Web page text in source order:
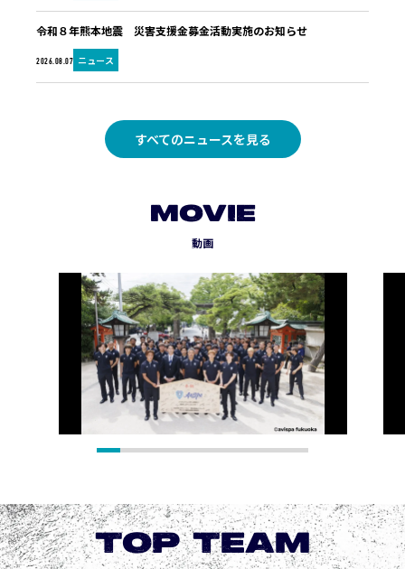
2026.08.07 ニュース
令和８年熊本地震 災害支援金募金活動実施のお知らせ
すべてのニュースを見る
MOVIE
動画
TOP TEAM